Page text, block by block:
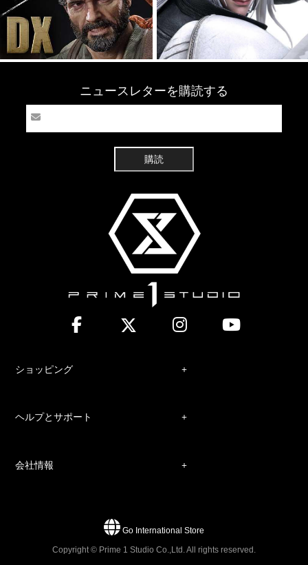
ニュースレターを購読する
購読
ショッピング
ヘルプとサポート
会社情報
Go International Store
Copyright © Prime 1 Studio Co.,Ltd. All rights reserved.